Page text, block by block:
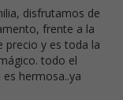
disfrutamos de
frente a la
precio y es toda la
todo el
hermosa..ya